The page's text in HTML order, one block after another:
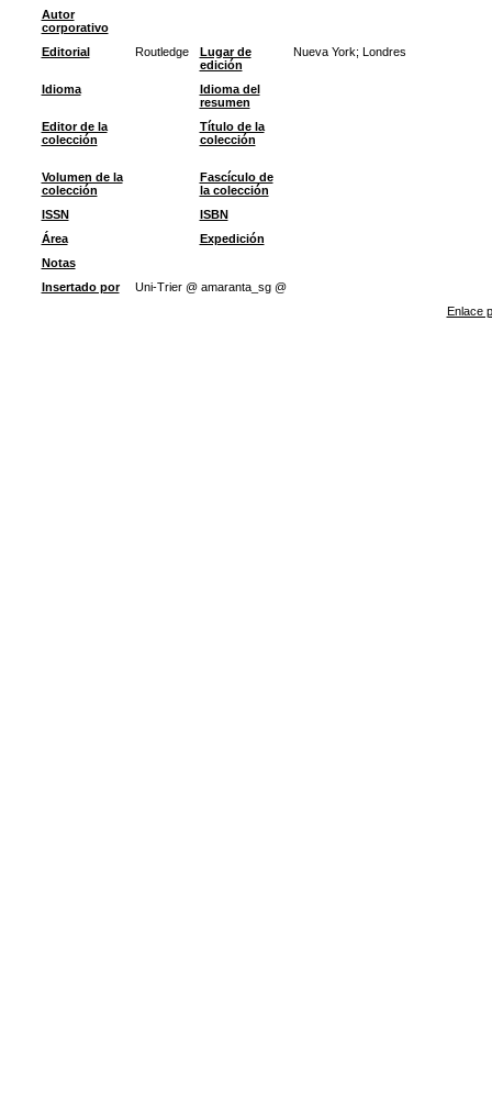
Autor
corporativo
Editorial
Routledge
Lugar de
edición
Nueva York; Londres
Idioma
Idioma del
resumen
Editor de la
colección
Título de la
colección
Volumen de la
colección
Fascículo de
la colección
ISSN
ISBN
Área
Expedición
Notas
Insertado por
Uni-Trier @ amaranta_sg @
Enlace